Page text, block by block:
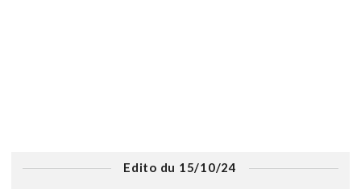
Edito du 15/10/24